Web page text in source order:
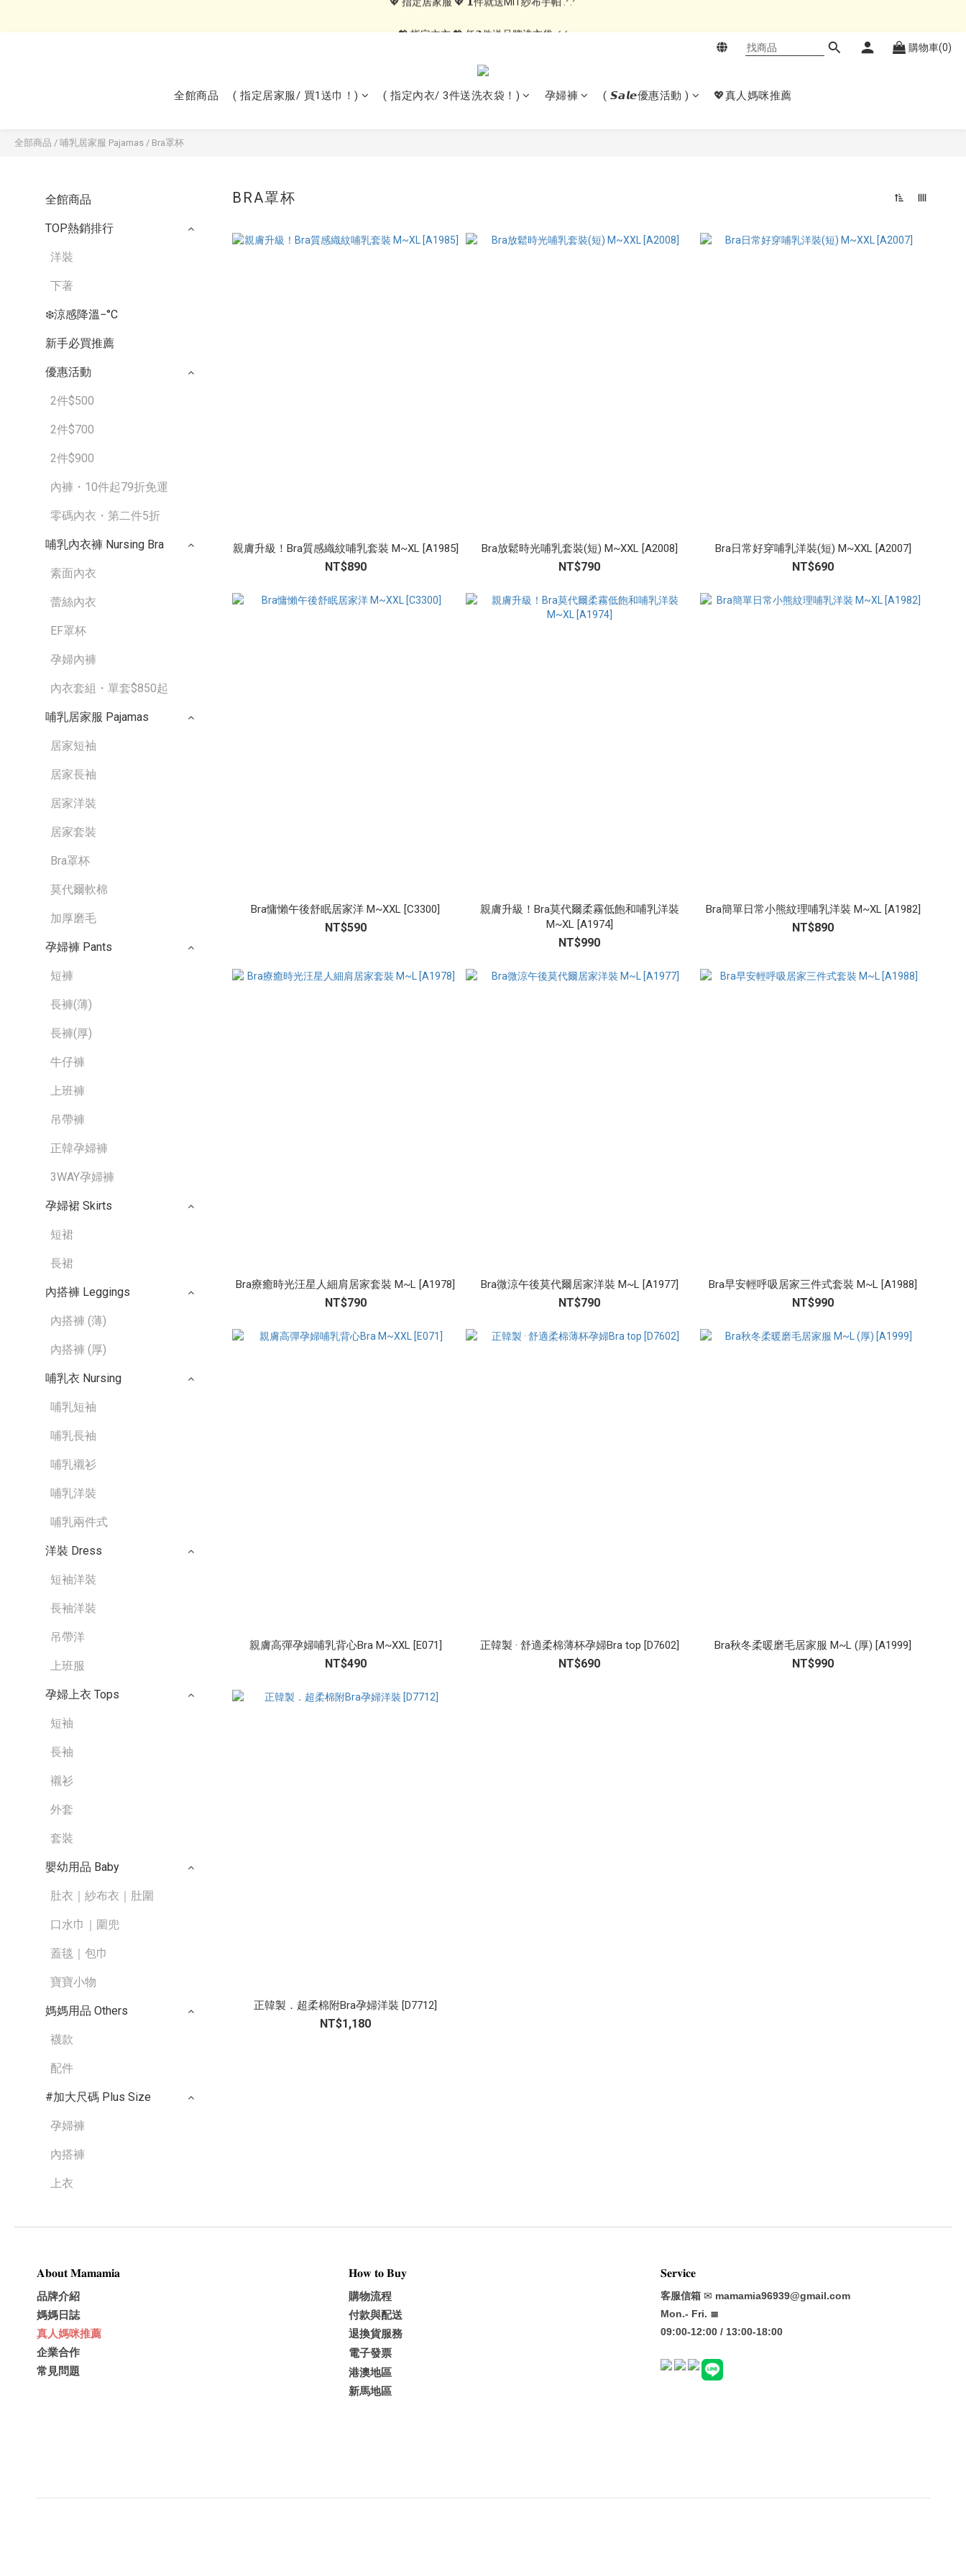
購物車(0)
全館商品 ( 指定居家服/ 買1送巾！) ( 指定內衣/ 3件送洗衣袋！) 孕婦褲 ( 𝙎𝙖𝙡𝙚優惠活動 ) 💖真人媽咪推薦
全部商品 / 哺乳居家服 Pajamas / Bra罩杯
全館商品
TOP熱銷排行
洋裝
下著
❄️涼感降溫−°C
新手必買推薦
優惠活動
2件$500
2件$700
2件$900
內褲・10件起79折免運
零碼內衣・第二件5折
哺乳內衣褲 Nursing Bra
素面內衣
蕾絲內衣
EF罩杯
孕婦內褲
內衣套組・單套$850起
哺乳居家服 Pajamas
居家短袖
居家長袖
居家洋裝
居家套裝
Bra罩杯
莫代爾軟棉
加厚磨毛
孕婦褲 Pants
短褲
長褲(薄)
長褲(厚)
牛仔褲
上班褲
吊帶褲
正韓孕婦褲
3WAY孕婦褲
孕婦裙 Skirts
短裙
長裙
內搭褲 Leggings
內搭褲 (薄)
內搭褲 (厚)
哺乳衣 Nursing
哺乳短袖
哺乳長袖
哺乳襯衫
哺乳洋裝
哺乳兩件式
洋裝 Dress
短袖洋裝
長袖洋裝
吊帶洋
上班服
孕婦上衣 Tops
短袖
長袖
襯衫
外套
套裝
嬰幼用品 Baby
肚衣｜紗布衣｜肚圍
口水巾｜圍兜
蓋毯｜包巾
寶寶小物
媽媽用品 Others
襪款
配件
#加大尺碼 Plus Size
孕婦褲
內搭褲
上衣
BRA罩杯
親膚升級！Bra質感織紋哺乳套裝 M~XL [A1985]
NT$890
Bra放鬆時光哺乳套裝(短) M~XXL [A2008]
NT$790
Bra日常好穿哺乳洋裝(短) M~XXL [A2007]
NT$690
Bra慵懶午後舒眠居家洋 M~XXL [C3300]
NT$590
親膚升級！Bra莫代爾柔霧低飽和哺乳洋裝
M~XL [A1974]
NT$990
Bra簡單日常小熊紋理哺乳洋裝 M~XL [A1982]
NT$890
Bra療癒時光汪星人細肩居家套裝 M~L [A1978]
NT$790
Bra微涼午後莫代爾居家洋裝 M~L [A1977]
NT$790
Bra早安輕呼吸居家三件式套裝 M~L [A1988]
NT$990
親膚高彈孕婦哺乳背心Bra M~XXL [E071]
NT$490
正韓製 · 舒適柔棉薄杯孕婦Bra top [D7602]
NT$690
Bra秋冬柔暖磨毛居家服 M~L (厚) [A1999]
NT$990
正韓製．超柔棉附Bra孕婦洋裝 [D7712]
NT$1,180
𝐀𝐛𝐨𝐮𝐭 𝐌𝐚𝐦𝐚𝐦𝐢𝐚
品牌介紹
媽媽日誌
真人媽咪推薦
企業合作
常見問題
𝐇𝐨𝐰 𝐭𝐨 𝐁𝐮𝐲
購物流程
付款與配送
退換貨服務
電子發票
港澳地區
新馬地區
𝐒𝐞𝐫𝐯𝐢𝐜𝐞
客服信箱 ✉ mamamia96939@gmail.com
Mon.- Fri. ≣
09:00-12:00 / 13:00-18:00